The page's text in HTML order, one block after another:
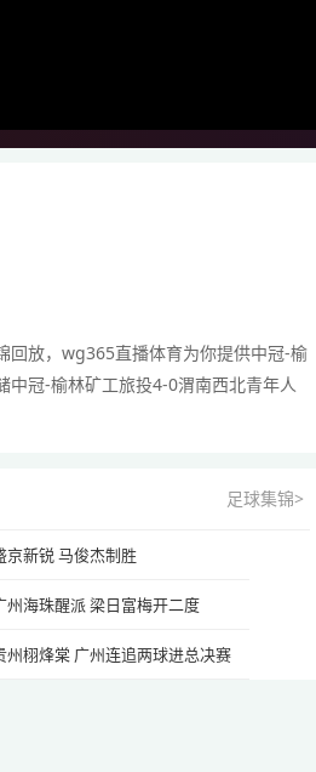
回放，wg365直播体育为你提供中冠-榆
中冠-榆林矿工旅投4-0渭南西北青年人
足球集锦>
京新锐 马俊杰制胜
州海珠醒派 梁日富梅开二度
州栩烽棠 广州连追两球进总决赛